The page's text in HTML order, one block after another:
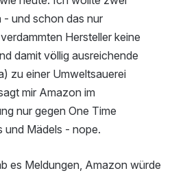
- und schon das nur
Hersteller keine
damit völlig ausreichende
zu einer Umweltsauerei
mir Amazon im
nur gegen One Time
und Mädels - nope.
es Meldungen, Amazon würde